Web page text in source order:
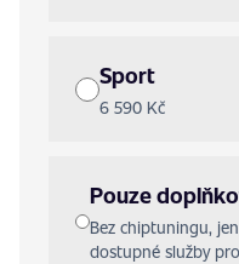
Sport
6 590 Kč
Pouze
Bez chiptuningu,
dostupné služby